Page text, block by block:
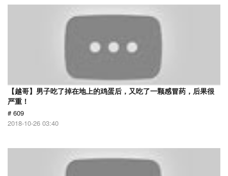
【越哥】男子吃了掉在地上的鸡蛋后，又吃了一颗感冒药，后果很
严重！
# 609
2018-10-26 03:40